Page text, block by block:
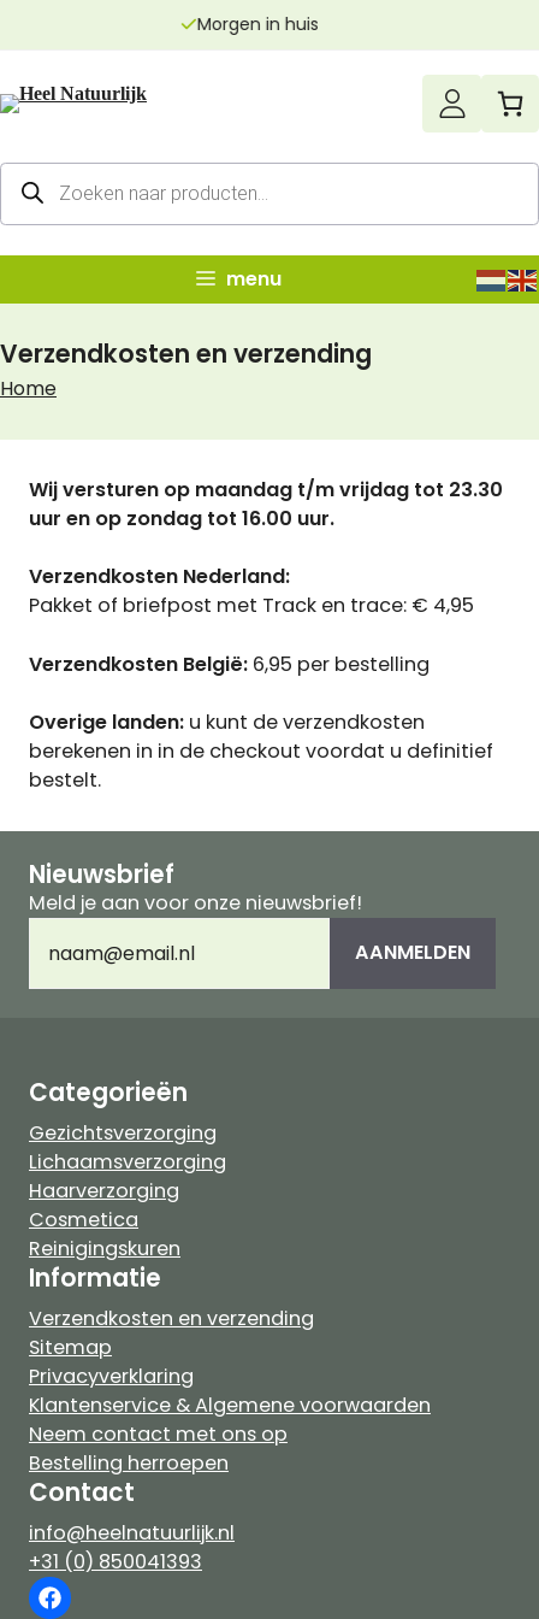
inhoud
Echt zuivere producten
Producten
zoeken
menu
Verzendkosten en verzending
Home
Wij versturen op maandag t/m vrijdag tot 23.30
uur en op zondag tot 16.00 uur.
Verzendkosten Nederland:
Pakket of briefpost met Track en trace: € 4,95
Verzendkosten België: 6,95 per bestelling
Overige landen: u kunt de verzendkosten
berekenen in in de checkout voordat u definitief
bestelt.
Nieuwsbrief
Meld je aan voor onze nieuwsbrief!
mailadres(Vereist) AANMELDEN
Categorieën
Gezichtsverzorging
Lichaamsverzorging
Haarverzorging
Cosmetica
Reinigingskuren
Informatie
Verzendkosten en verzending
Sitemap
Privacyverklaring
Klantenservice & Algemene voorwaarden
Neem contact met ons op
Bestelling herroepen
Contact
info@heelnatuurlijk.nl
+31 (0) 850041393